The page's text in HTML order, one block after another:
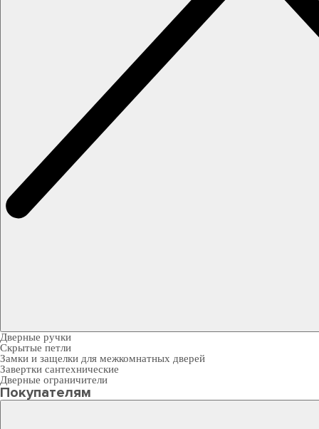
Дверные ручки
Скрытые петли
Замки и защелки для межкомнатных дверей
Завертки сантехнические
Дверные ограничители
Покупателям